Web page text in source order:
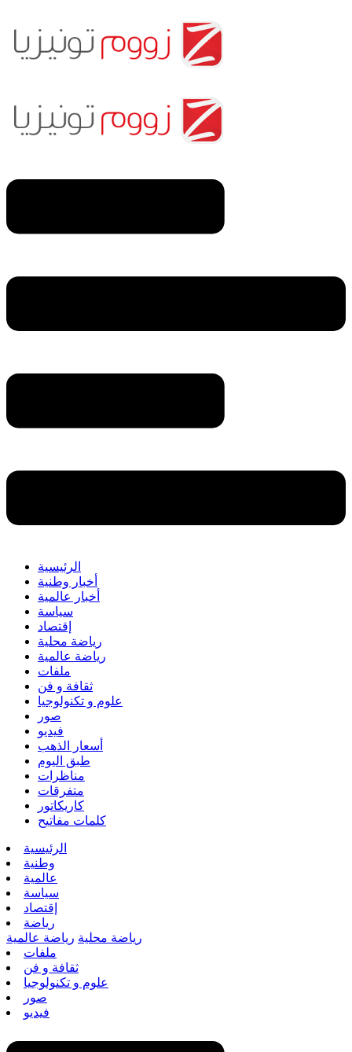
الرئيسية
أخبار وطنية
أخبار عالمية
سياسة
إقتصاد
رياضة محلية
رياضة عالمية
ملفات
ثقافة و فن
علوم و تكنولوجيا
صور
فيديو
أسعار الذهب
طبق اليوم
مناظرات
متفرقات
كاريكاتور
كلمات مفاتيح
الرئيسية
وطنية
عالمية
سياسة
إقتصاد
رياضة
رياضة محلية رياضة عالمية
ملفات
ثقافة و فن
علوم و تكنولوجيا
صور
فيديو